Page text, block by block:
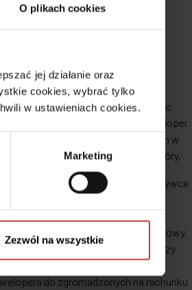
O plikach cookies
jej działanie oraz
cookies, wybrać tylko
w ustawieniach cookies.
Marketing
Zezwól na wszystkie
środków w trakcie trwania prac
co oznacza, że deweloper
trakcie na poczet zaplanowanych w
następuje z dołu, nigdy z góry.
w umowie deweloperskiej. Nabywca
inwestycji czuwa kierownik budowy.
z etapów budowy sprawdza, czy
dzienniku budowy potwierdzony
do zgromadzonych na rachunku